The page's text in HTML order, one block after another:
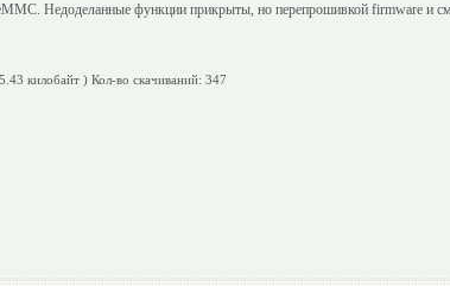
Недоделанные функции прикрыты, но перепрошивкой firmware и
килобайт ) Кол-во скачиваний: 347